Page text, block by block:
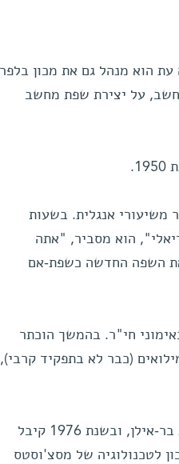
הוא מנהל גם את מכון בלפר
על יצירת שפת מחשב
משיעורי אנגלית. בשעות
הוא מסביר, "אתה
את השפה החדשה כשפת-אם
חי"ר. בהמשך הוכתר
(כבר לא בתפקיד קרבי),
4.בשנת 1974 קיבל תואר ראשון במתמטיקה ומדעי המחשב מאוניברסיטת בר-אילן, ובשנת 1976 קיבל
לטכנולוגיה של מסצ'וסטס